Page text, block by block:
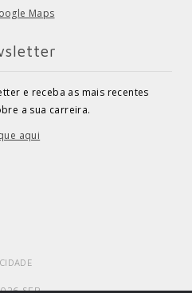
Maps
e receba as mais recentes
a sua carreira.
aqui
SEP.